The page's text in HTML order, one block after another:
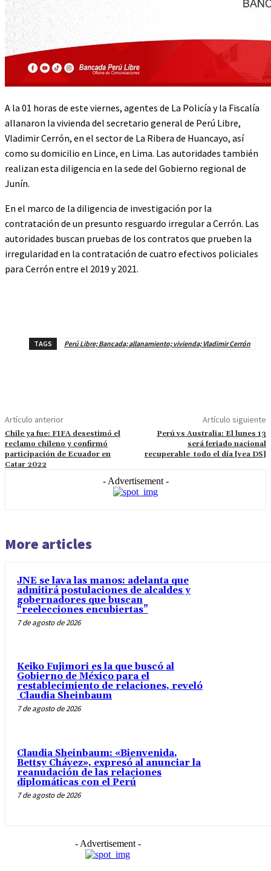
A la 01 horas de este viernes, agentes de La Policía y la Fiscalía
allanaron la vivienda del secretario general de Perú Libre,
Vladimir Cerrón, en el sector de La Ribera de Huancayo, así
como su domicilio en Lince, en Lima. Las autoridades también
realizan esta diligencia en la sede del Gobierno regional de
Junín.
En el marco de la diligencia de investigación por la
contratación de un presunto resguardo irregular a Cerrón. Las
autoridades buscan pruebas de los contratos que prueben la
irregularidad en la contratación de cuatro efectivos policiales
para Cerrón entre el 2019 y 2021.
TAGS Perú Libre; Bancada; allanamiento; vivienda; Vladimir Cerrón
Artículo anterior
Chile ya fue: FIFA desestimó el
reclamo chileno y confirmó
participación de Ecuador en
Catar 2022
Artículo siguiente
Perú vs Australia: El lunes 13
será feriado nacional
recuperable todo el día [vea DS]
- Advertisement -
More articles
JNE se lava las manos: adelanta que
admitirá postulaciones de alcaldes y
gobernadores que buscan
“reelecciones encubiertas”
7 de agosto de 2026
Keiko Fujimori es la que buscó al
Gobierno de México para el
restablecimiento de relaciones, reveló
Claudia Sheinbaum
7 de agosto de 2026
Claudia Sheinbaum: «Bienvenida,
Bettsy Chávez», expresó al anunciar la
reanudación de las relaciones
diplomáticas con el Perú
7 de agosto de 2026
- Advertisement -